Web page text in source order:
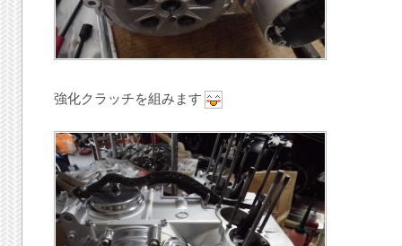
強化クラッチを組みます